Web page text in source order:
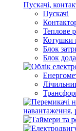
Пускачі,
Пускачі
Теплове
Котушки
Блок
Блок
навантаження,